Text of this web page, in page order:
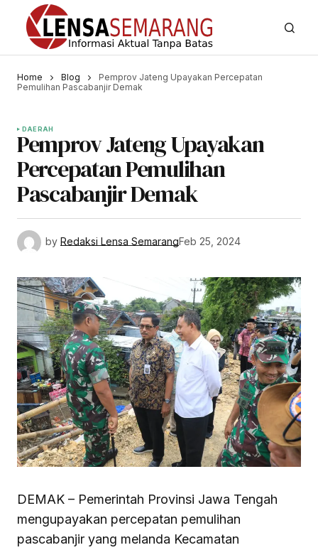
Home Blog
Pemprov Jateng Upayakan Percepatan
Pemulihan Pascabanjir Demak
DAERAH
Pemprov Jateng Upayakan
Percepatan Pemulihan
Pascabanjir Demak
by Redaksi Lensa SemarangFeb 25, 2024
DEMAK – Pemerintah Provinsi Jawa Tengah
mengupayakan percepatan pemulihan
pascabanjir yang melanda Kecamatan